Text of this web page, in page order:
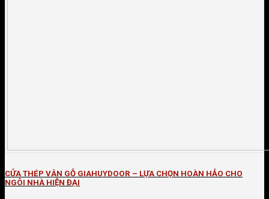
CỬA THÉP VÂN GỖ GIAHUYDOOR – LỰA CHỌN HOÀN HẢO CHO
NGÔI NHÀ HIỆN ĐẠI